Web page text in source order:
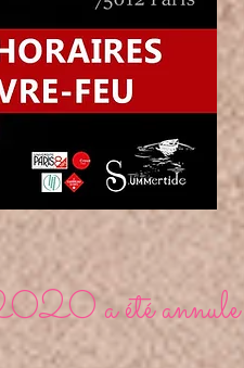
été annule a